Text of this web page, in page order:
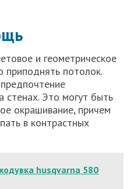
и геометрическое
потолок.
стенах. Это могут быть
окрашивание, причем
в контрастных
husqvarna 580